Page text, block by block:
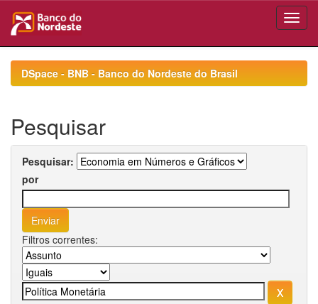
navigationDSpace - BNB - Banco do Nordeste do Brasil
Pesquisar
Pesquisar:
por
Filtros correntes: